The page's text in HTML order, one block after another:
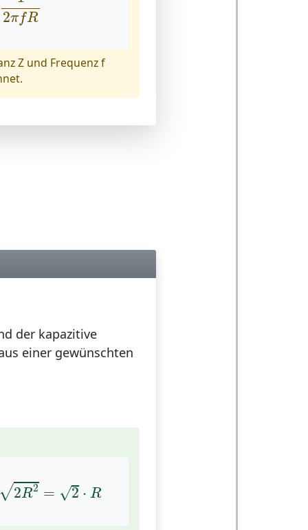
2πfR
Z und Frequenz f
der kapazitive
einer gewünschten
√2R2 = √2 ⋅ R
R2=2